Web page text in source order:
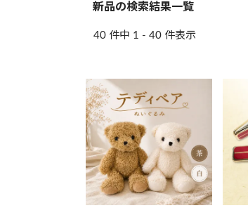
新品の検索結果一覧
40 件中 1 - 40 件表示